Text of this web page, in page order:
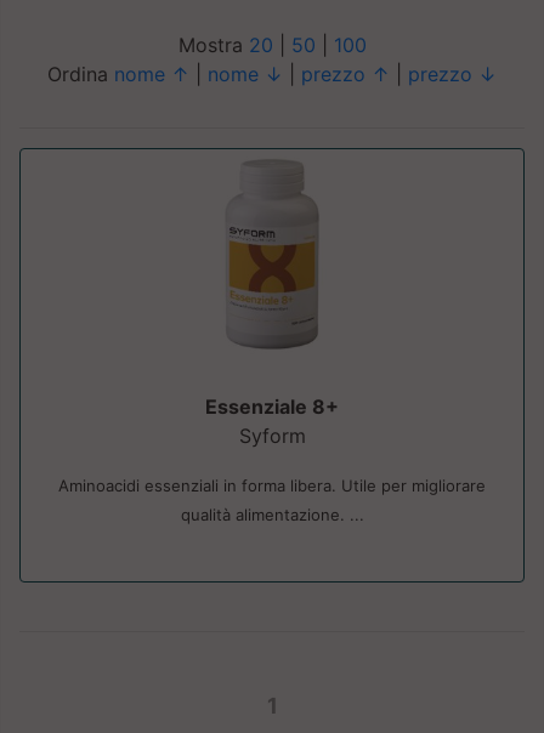
Mostra 20 50
100
Ordina nome ↑ nome ↓ prezzo ↑ prezzo ↓
Essenziale 8+
Syform
Aminoacidi essenziali in forma libera. Utile per migliorare
qualità alimentazione. ...
1